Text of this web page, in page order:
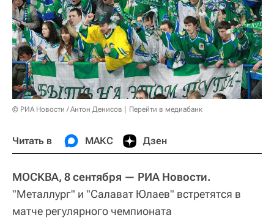
© РИА Новости / Антон Денисов Перейти в медиабанк
Читать в МАКС Дзен
МОСКВА, 8 сентября — РИА Новости.
"Металлург" и "Салават Юлаев" встретятся в
матче регулярного чемпионата